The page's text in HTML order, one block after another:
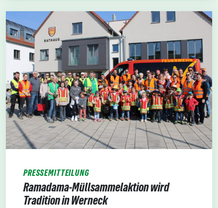
PRESSEMITTEILUNG
Ramadama-Müllsammelaktion wird
Tradition in Werneck